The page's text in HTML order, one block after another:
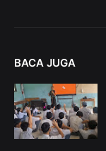
BACA JUGA